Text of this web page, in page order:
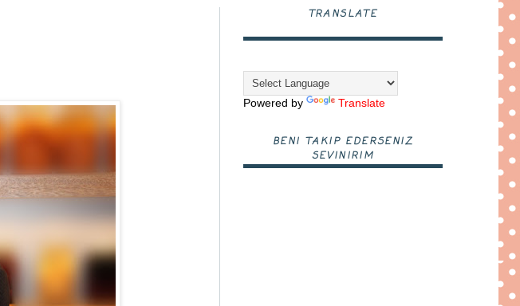
TRANSLATE
Powered by Translate
BENI TAKIP EDERSENIZ
SEVINIRIM